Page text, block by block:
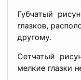
Губчатый
глазков,
другому.
Сетчатый
мелкие глазки